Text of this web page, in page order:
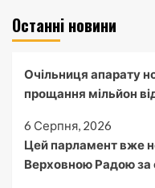
Останні новини
Очільниця апарату
прощання мільйон
6 Серпня, 2026
Цей парламент вже
Верховною Радою за